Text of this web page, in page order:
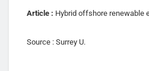
Article : Hybrid offshore renewable
Source : Surrey U.